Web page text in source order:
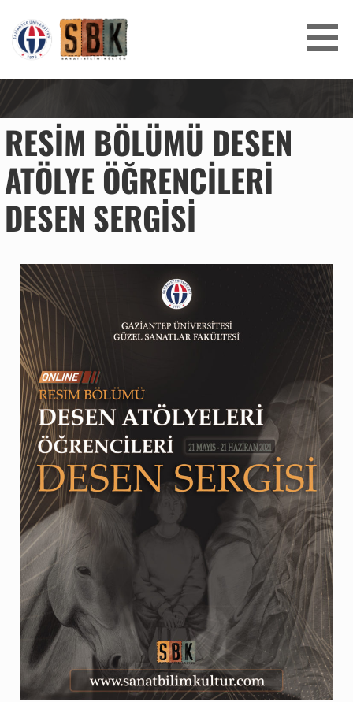
SANAT BILIM KÜLTÜR
RESIM BÖLÜMÜ DESEN
ATÖLYE ÖĞRENCILERI
DESEN SERGISI